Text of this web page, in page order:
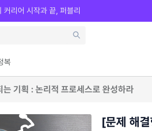
복
커리어 시작과 끝, 퍼블리
는 기획 : 논리적 프로세스로 완성하라
[문제 해